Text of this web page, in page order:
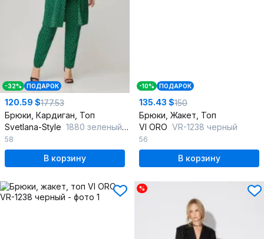
-32% ПОДАРОК
120.59 $177.53
Брюки, Кардиган, Топ
Svetlana-Style 1880 зеленый+черный
58
В корзину
-10% ПОДАРОК
135.43 $150
Брюки, Жакет, Топ
VI ORO VR-1238 черный
56
В корзину
%